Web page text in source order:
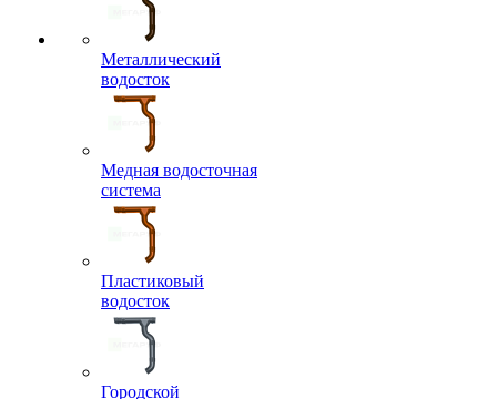
Металлический
водосток
Медная водосточная
система
Пластиковый
водосток
Городской